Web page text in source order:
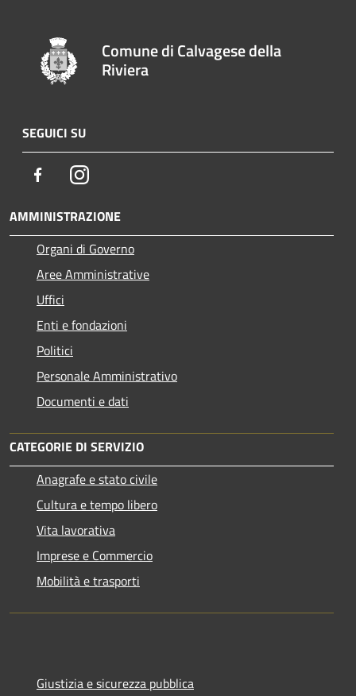
Comune di Calvagese della
Riviera
SEGUICI SU
FacebookInstagram
AMMINISTRAZIONE
Organi di Governo
Aree Amministrative
Uffici
Enti e fondazioni
Politici
Personale Amministrativo
Documenti e dati
CATEGORIE DI SERVIZIO
Anagrafe e stato civile
Cultura e tempo libero
Vita lavorativa
Imprese e Commercio
Mobilità e trasporti
Giustizia e sicurezza pubblica